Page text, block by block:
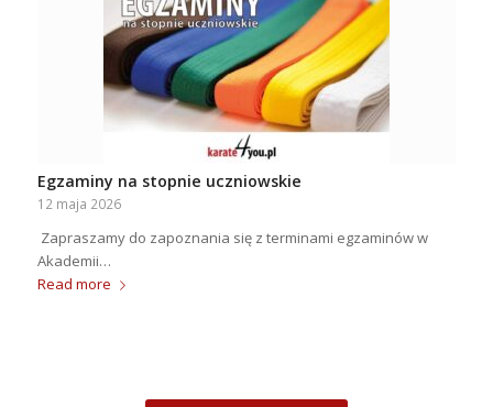
Egzaminy na stopnie uczniowskie
12 maja 2026
Zapraszamy do zapoznania się z terminami egzaminów w
Akademii…
Read more